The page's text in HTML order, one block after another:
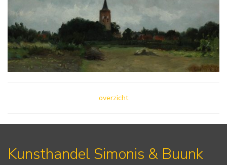
overzicht
Kunsthandel Simonis & Buunk